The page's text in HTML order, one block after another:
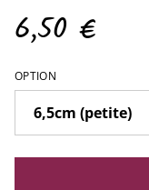
6,50 €
OPTION